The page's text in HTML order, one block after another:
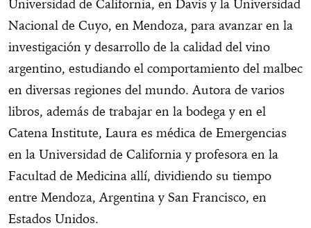
Universidad de California, en Davis y la Universidad
Nacional de Cuyo, en Mendoza, para avanzar en la
investigación y desarrollo de la calidad del vino
argentino, estudiando el comportamiento del malbec
en diversas regiones del mundo. Autora de varios
libros, además de trabajar en la bodega y en el
Catena Institute, Laura es médica de Emergencias
en la Universidad de California y profesora en la
Facultad de Medicina allí, dividiendo su tiempo
entre Mendoza, Argentina y San Francisco, en
Estados Unidos.